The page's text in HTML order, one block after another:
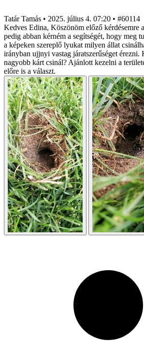
Tatár Tamás • 2025. július 4. 07:20 • #60114
Kedves Edina, Köszönöm előző kérdésemre
pedig abban kérném a segítségét, hogy meg
a képeken szereplő lyukat milyen állat
irányban ujjnyi vastag járatszerűséget
nagyobb kárt csinál? Ajánlott kezelni a
előre is a választ.